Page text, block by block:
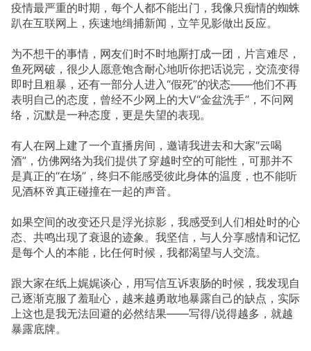
疫情最严重的时期，每个人都不能出门，我像只痴情的蜘蛛
趴在互联网上，疾速地缉捕新闻，立竿见影做出反应。
为不想干的事情，网友们时不时地厮打成一团，片言难尽，
鱼死网破，很少人愿意饱含耐心地听你把话说完，交流变得
即时且粗暴，还有一部分人进入“假死”的状态——他们不再
表明自己的态度，曾经不少网上的大V“金盆洗手”，不问网
络，沉默是一种态度，更是失望的表现。
有人在网上建了一个直播房间，邀请我进去和大家“云喝
酒”，仿佛网络为我们提供了穿越时空的可能性，可那并不
是真正的“在场”，终归不能感受彼此身体的温度，也不能听
见酒杯🥂真正碰撞在一起的声音。
如果空间的改变还只是浮光掠影，我感受到人们相处时的心
态、共鸣出现了衰退的迹象。我坚信，与人分享感情和记忆
是每个人的本能，比任何时候，我都渴望与人交流。
跟大家在纸上娓娓谈心，用写信互诉衷肠的时候，我发现自
己逐渐克服了羞耻心，越来越勇敢地暴露自己的缺点，实际
上这也是我无法回避的必然结果——写得/说得越多，就越
暴露底牌。